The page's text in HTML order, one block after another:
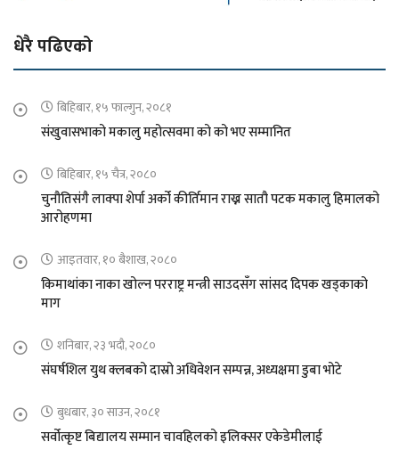
धेरै पढिएको
बिहिबार, १५ फाल्गुन, २०८१
संखुवासभाको मकालु महोत्सवमा को को भए सम्मानित
बिहिबार, १५ चैत्र, २०८०
चुनौतिसंगै लाक्पा शेर्पा अर्को कीर्तिमान राख्न सातौ पटक मकालु हिमालको
आरोहणमा
आइतवार, १० बैशाख, २०८०
किमाथांका नाका खोल्न परराष्ट्र मन्त्री साउदसँग सांसद दिपक खड्काको
माग
शनिबार, २३ भदौ, २०८०
संघर्षशिल युथ क्लबको दास्रो अधिवेशन सम्पन्न, अध्यक्षमा डुबा भोटे
बुधबार, ३० साउन, २०८१
सर्वोत्कृष्ट बिद्यालय सम्मान चावहिलको इलिक्सर एकेडेमीलाई